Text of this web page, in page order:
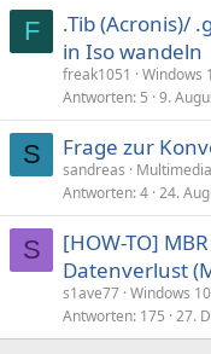
F
.Tib (Acronis)/
in Iso wandeln
freak1051
Windows
Antworten 5 9.
S Frage zur
sandreas
Multimedia
Antworten 4 24.
S
[HOW-TO]
Datenverlust
s1ave77 Windows 10
Antworten 175 27.